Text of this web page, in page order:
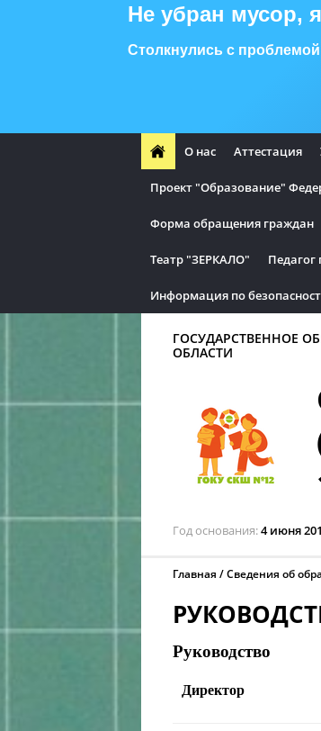
Не убран мусор,
Столкнулись с
О нас Аттестация
Проект "Образование"
Форма обращения граждан
Театр "ЗЕРКАЛО" Педагог
Информация по
ГОСУДАРСТВЕННОЕ
ОБЛАСТИ
Год основания 4 июня
Главная Сведения об
Руководство
Директор